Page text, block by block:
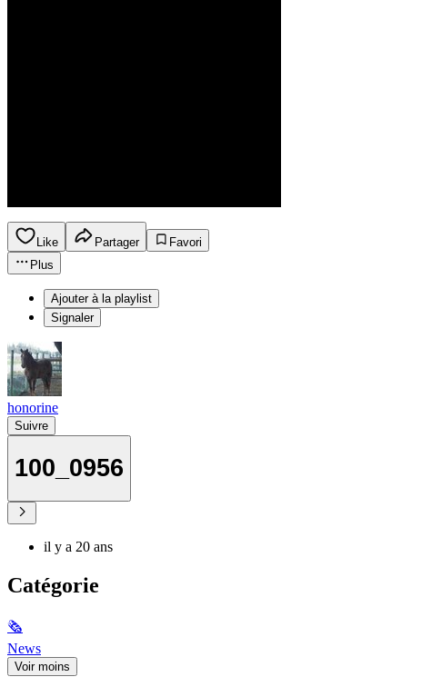
Like Partager
Favori
Plus
Ajouter à la playlist
Signaler
honorine
Suivre
100_0956
il y a 20 ans
Catégorie
🗞
News
Voir moins